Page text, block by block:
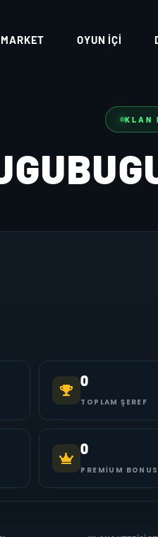
MARKET OYUN İÇI
KLAN
0
TOPLAM ŞEREF
0
PREMIUM BONUS